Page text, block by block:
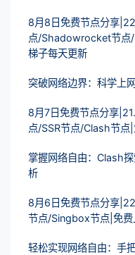
8月8日免费节点分享
点/Shadowrocket节点
梯子每天更新
突破网络边界：科学上
8月7日免费节点分享
点/SSR节点/Clash节点
掌握网络自由：Clash
析
8月6日免费节点分享
节点/Singbox节点|免费
轻松实现网络自由：手